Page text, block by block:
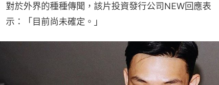
對於外界的種種傳聞，該片投資發行公司NEW回應表
示：「目前尚未確定。」